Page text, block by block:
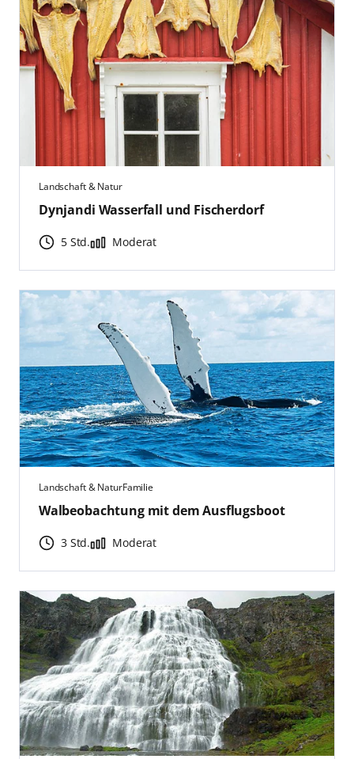
Landschaft & Natur
Dynjandi Wasserfall und Fischerdorf
5 Std. Moderat
Landschaft & NaturFamilie
Walbeobachtung mit dem Ausflugsboot
3 Std. Moderat